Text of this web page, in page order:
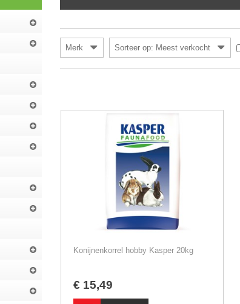
Merk Sorteer op: Meest verkocht
Konijnenkorrel hobby Kasper 20kg
€ 15,49